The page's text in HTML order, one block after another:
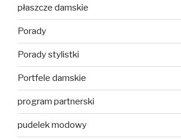
płaszcze damskie
Porady
Porady stylistki
Portfele damskie
program partnerski
pudelek modowy